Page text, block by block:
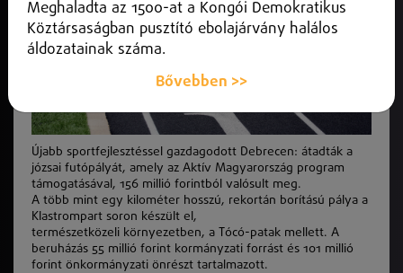
Újabb sportfejlesztéssel gazdagodott Debrecen: átadták a
józsai futópályát, amely az Aktív Magyarország program
támogatásával, 156 millió forintból valósult meg.
A több mint egy kilométer hosszú, rekortán borítású pálya a
Klastrompart soron készült el,
természetközeli környezetben, a Tócó-patak mellett. A
beruházás 55 millió forint kormányzati forrást és 101 millió
forint önkormányzati önrészt tartalmazott.
Meghaladta az 1500-at a Kongói Demokratikus
Köztársaságban pusztító ebolajárvány halálos
áldozatainak száma.
Bővebben >>